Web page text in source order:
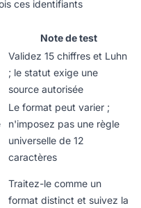
ces identifiants
Note de test
Validez 15 chiffres et Luhn
; le statut exige une
source autorisée
Le format peut varier ;
n'imposez pas une règle
universelle de 12
caractères
Traitez-le comme un
format distinct et suivez la